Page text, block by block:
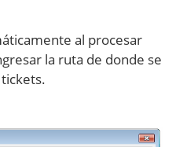
al procesar
la ruta de donde se